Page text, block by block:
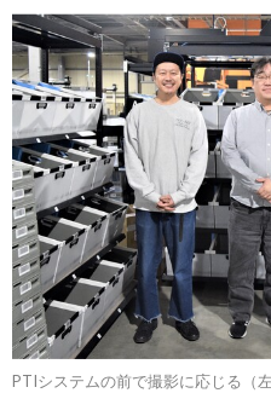
PTIシステムの前で撮影に応じる（